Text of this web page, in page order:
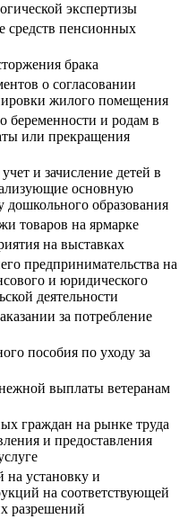
экспертизы
средств пенсионных
брака
о согласовании
жилого помещения
беременности и родам в
или прекращения
и зачисление детей в
основную
образования
товаров на ярмарке
на выставках
предпринимательства на
и юридического
деятельности
за потребление
пособия по уходу за
выплаты ветеранам
граждан на рынке труда
и предоставления
на установку и
на соответствующей
разрешений